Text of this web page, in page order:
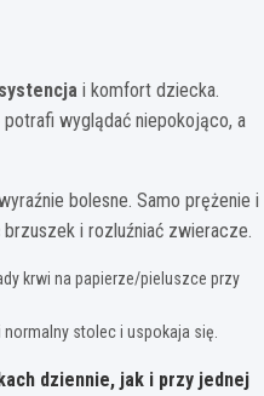
i komfort dziecka.
wyglądać niepokojąco, a
bolesne. Samo prężenie i
i rozluźniać zwieracze.
krwi na papierze/pieluszce przy
stolec i uspokaja się.
dziennie, jak i przy jednej